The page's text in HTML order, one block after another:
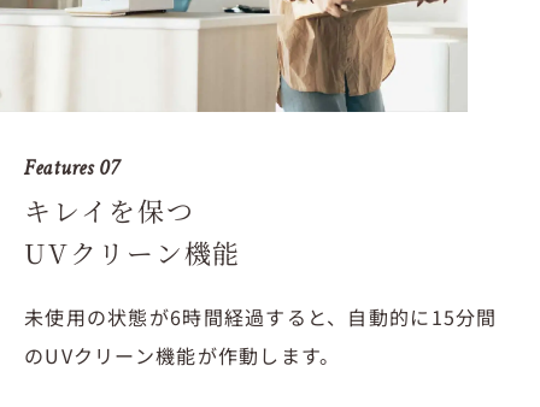
Features 07
キレイを保つ
UVクリーン機能
未使用の状態が6時間経過すると、自動的に15分間
のUVクリーン機能が作動します。